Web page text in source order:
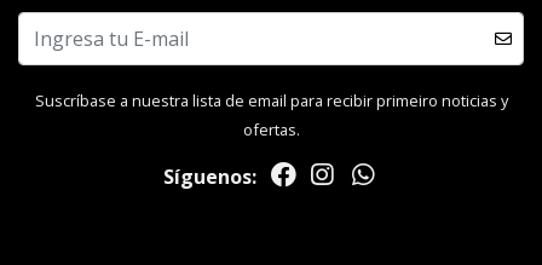
Suscríbase a nuestra lista de email para recibir primeiro noticias y
ofertas.
Síguenos: